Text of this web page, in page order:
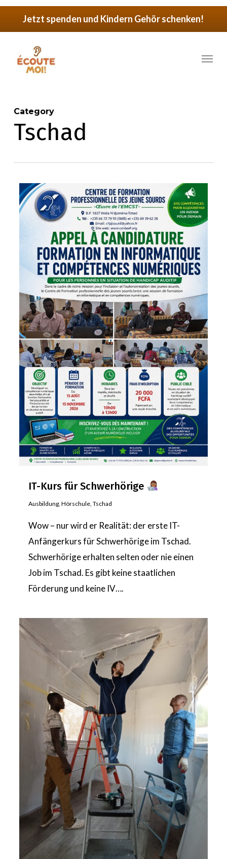
Skip
content
Jetzt spenden und Kindern Gehör schenken!
Menu
Category
Tschad
IT-Kurs für Schwerhörige
Ausbildung,Hörschule,Tschad
Wow – nur wird er Realität: der erste IT-
Anfängerkurs für Schwerhörige im Tschad.
Schwerhörige erhalten selten oder nie einen
Job im Tschad. Es gibt keine staatlichen
Förderung und keine IV….